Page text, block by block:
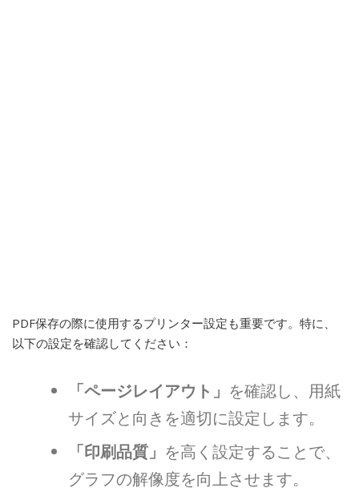
PDF保存の際に使用するプリンター設定も重要です。特に、
以下の設定を確認してください：
「ページレイアウト」 を確認し、用紙
サイズと向きを適切に設定します。
「印刷品質」 を高く設定することで、
グラフの解像度を向上させます。